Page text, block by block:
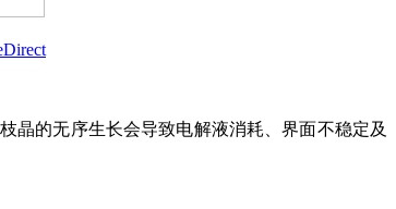
晶的无序生长会导致电解液消耗、界面不稳定及